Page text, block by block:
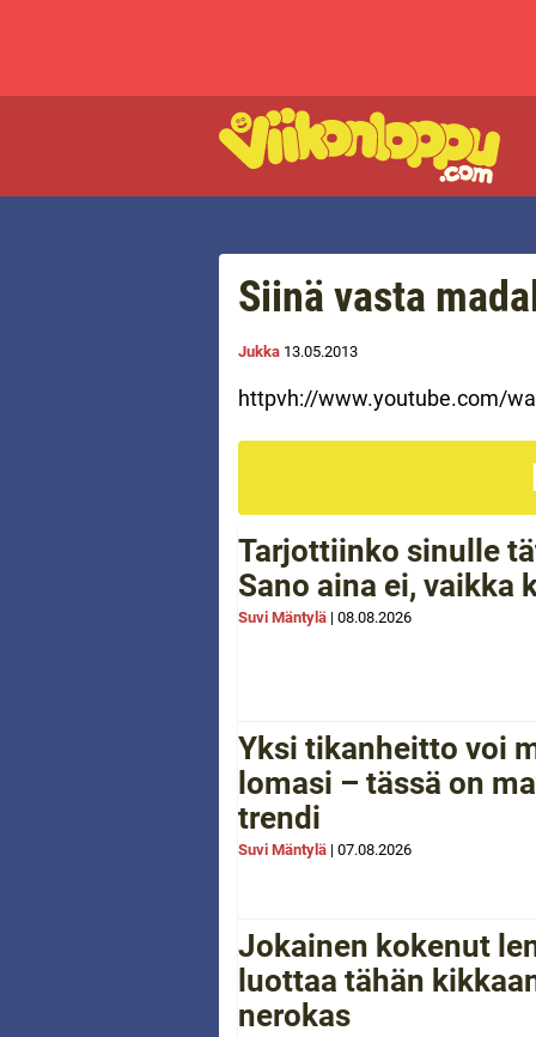
Siinä vasta
Jukka 13.05.2013
httpvh://www.youtube.com/
Tarjottiinko sinulle
Sano aina ei, vaikka
Suvi Mäntylä | 08.08.2026
Yksi tikanheitto voi
lomasi – tässä on
trendi
Suvi Mäntylä | 07.08.2026
Jokainen kokenut
luottaa tähän
nerokas